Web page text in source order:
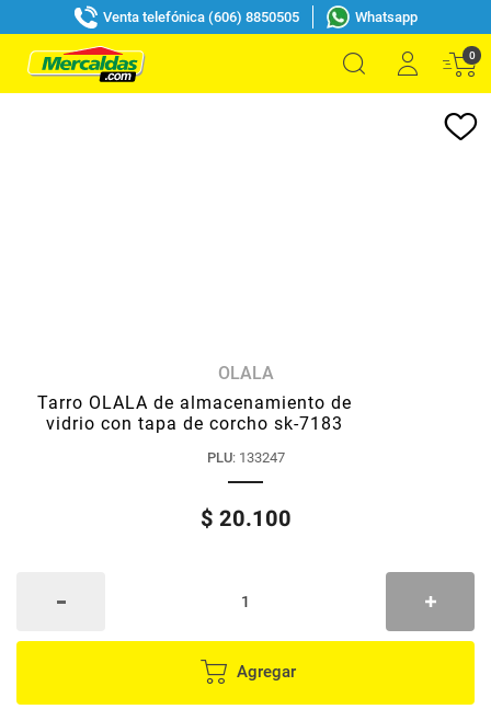
Venta telefónica (606) 8850505 Whatsapp
0
OLALA
Tarro OLALA de almacenamiento de
vidrio con tapa de corcho sk-7183
PLU: 133247
$ 20.100
Agregar